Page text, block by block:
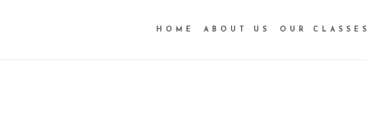
HOME ABOUT US OUR CLASSES